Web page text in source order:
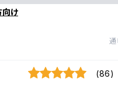
向け
通
(86)